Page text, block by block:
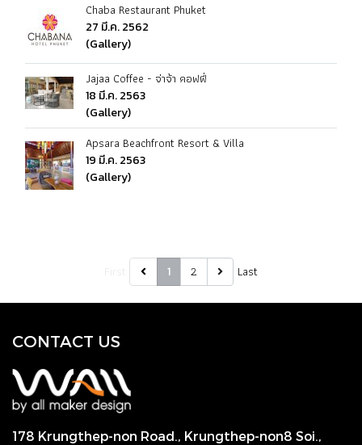
Chaba Restaurant Phuket
27 มี.ค. 2562
(Gallery)
Jajaa Coffee - จ่าจ้า คอฟฟี่
18 มี.ค. 2563
(Gallery)
Apsara Beachfront Resort & Villa
19 มี.ค. 2563
(Gallery)
1 2 Last
CONTACT US
178 Krungthep-non Road., Krungthep-non8 Soi.,